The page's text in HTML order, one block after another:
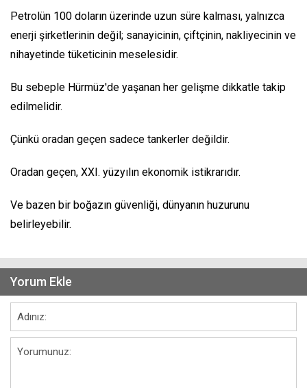
Petrolün 100 doların üzerinde uzun süre kalması, yalnızca
enerji şirketlerinin değil; sanayicinin, çiftçinin, nakliyecinin ve
nihayetinde tüketicinin meselesidir.
Bu sebeple Hürmüz'de yaşanan her gelişme dikkatle takip
edilmelidir.
Çünkü oradan geçen sadece tankerler değildir.
Oradan geçen, XXI. yüzyılın ekonomik istikrarıdır.
Ve bazen bir boğazın güvenliği, dünyanın huzurunu
belirleyebilir.
Yorum Ekle